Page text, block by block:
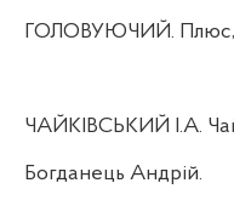
ГОЛОВУЮЧИЙ. Плюс,
ЧАЙКІВСЬКИЙ І.А.
Богданець Андрій.